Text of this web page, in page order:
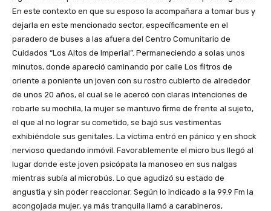
En este contexto en que su esposo la acompañara a tomar bus y
dejarla en este mencionado sector, específicamente en el
paradero de buses a las afuera del Centro Comunitario de
Cuidados “Los Altos de Imperial”. Permaneciendo a solas unos
minutos, donde apareció caminando por calle Los filtros de
oriente a poniente un joven con su rostro cubierto de alrededor
de unos 20 años, el cual se le acercó con claras intenciones de
robarle su mochila, la mujer se mantuvo firme de frente al sujeto,
el que al no lograr su cometido, se bajó sus vestimentas
exhibiéndole sus genitales. La víctima entró en pánico y en shock
nervioso quedando inmóvil. Favorablemente el micro bus llegó al
lugar donde este joven psicópata la manoseo en sus nalgas
mientras subía al microbús. Lo que agudizó su estado de
angustia y sin poder reaccionar. Según lo indicado a la 99.9 Fm la
acongojada mujer, ya más tranquila llamó a carabineros,